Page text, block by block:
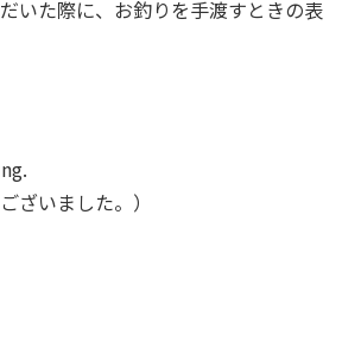
いた際に、お釣りを手渡すときの表
ざいました。）